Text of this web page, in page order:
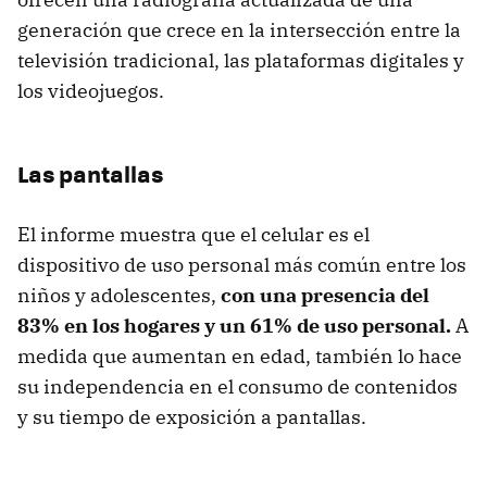
generación que crece en la intersección entre la
televisión tradicional, las plataformas digitales y
los videojuegos.
Las pantallas
El informe muestra que el celular es el
dispositivo de uso personal más común entre los
niños y adolescentes, con una presencia del
83% en los hogares y un 61% de uso personal.A
medida que aumentan en edad, también lo hace
su independencia en el consumo de contenidos
y su tiempo de exposición a pantallas.